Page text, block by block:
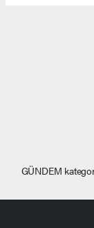
GÜNDEM